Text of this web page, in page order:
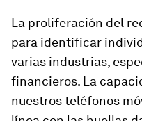
La proliferación del
para identificar
varias industrias,
financieros. La
nuestros teléfonos